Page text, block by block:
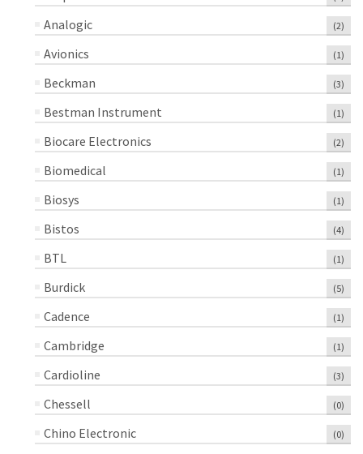
Analogic (2)
Avionics (1)
Beckman (3)
Bestman Instrument (1)
Biocare Electronics (2)
Biomedical (1)
Biosys (1)
Bistos (4)
BTL (1)
Burdick (5)
Cadence (1)
Cambridge (1)
Cardioline (3)
Chessell (0)
Chino Electronic (0)